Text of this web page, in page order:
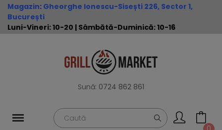
Magazin: Gheorghe Ionescu-Sisești 226, Sector 1,
București
Luni-Vineri: 10-20 | Sâmbătă-Duminică: 10-16
Sună: 0724 862 861